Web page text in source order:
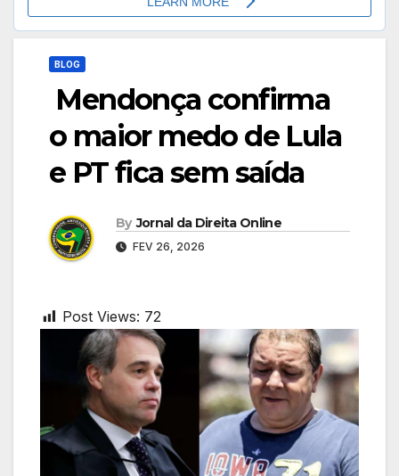
BLOG
Mendonça confirma
o maior medo de Lula
e PT fica sem saída
By Jornal da Direita Online
FEV 26, 2026
Post Views: 72